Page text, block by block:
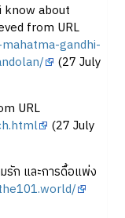
know about
from URL
gandhi-
(27 July
URL
(27 July
รัก และการดื้อแพ่ง